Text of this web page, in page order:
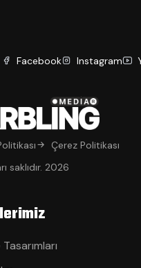
Facebook Instagram
Çerez Politikası
saklıdır. 2026